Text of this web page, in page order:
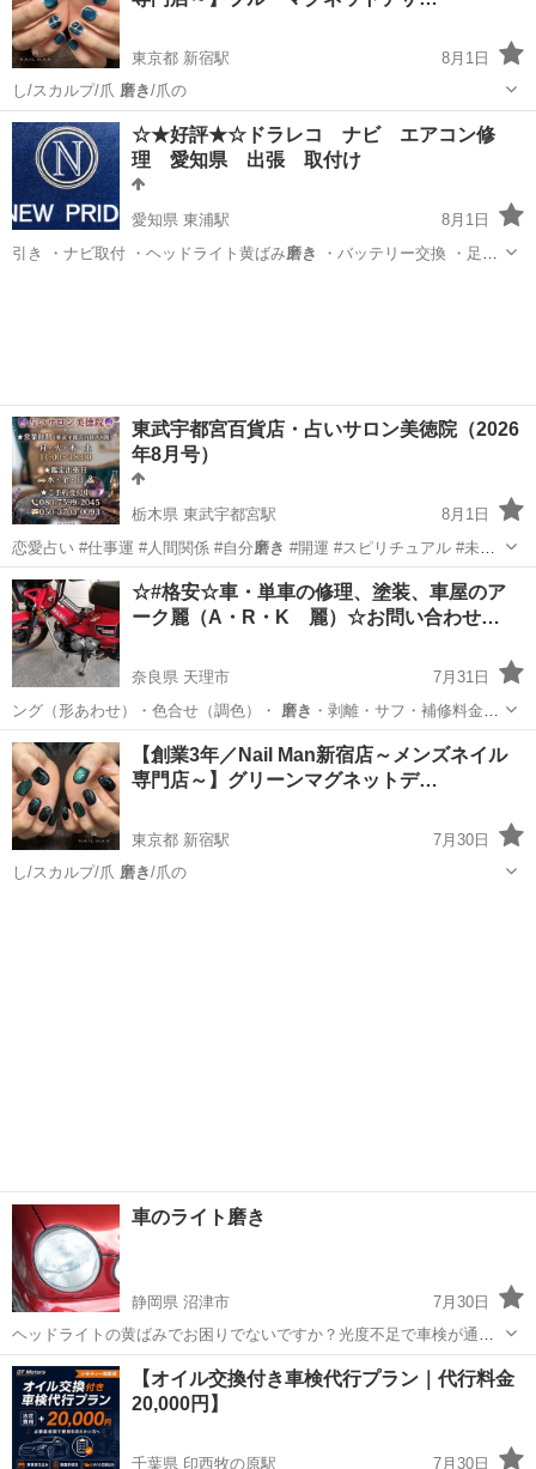
東京都 新宿駅
8月1日
し/スカルプ/爪 磨き/爪の
東京 新宿区 新宿駅 ネイル ネイルサロン
☆★好評★☆ドラレコ ナビ エアコン修
理 愛知県 出張 取付け
愛知県 東浦駅
8月1日
引き ・ナビ取付 ・ヘッドライト黄ばみ磨き
・バッテリー交換 ・足廻
東武宇都宮百貨店・占いサロン美徳院（2026
年8月号）
栃木県 東武宇都宮駅
8月1日
恋愛占い #仕事運 #人間関係 #自分磨き #開運 #スピリチュアル #未来
予測…
栃木 宇都宮市 東武宇都宮駅 悩み相談 無料
☆#格安☆車・単車の修理、塗装、車屋のア
ーク麗（A・R・K 麗）☆お問い合わせ…
奈良県 天理市
7月31日
ング（形あわせ）・色合せ（調色）・ 磨き ・剥離・サフ・補修料金な
どは別料金です…
奈良 天理市 その他
【創業3年／Nail Man新宿店～メンズネイル
専門店～】グリーンマグネットデ…
東京都 新宿駅
7月30日
し/スカルプ/爪 磨き/爪の
車のライト磨き
静岡県 沼津市
7月30日
ヘッドライトの黄ばみでお困りでないですか？光度不足で車検が通ら
ない等。 ライトが黄ばむと、見た目も悪いですが、 それ以上に安全性
も悪くなります。 ホームページでもご確認いただけます。 ａｕｔ
ｏ－ｗａｖｅ．ｎｅｔ
静岡 沼津市 その他 磨き
【オイル交換付き車検代行プラン｜代行料金
20,000円】
千葉県 印西牧の原駅 7月30日